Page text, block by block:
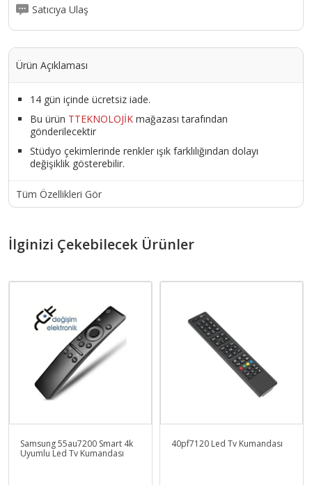
Satıcıya Ulaş
Ürün Açıklaması
14 gün içinde ücretsiz iade.
Bu ürün TTEKNOLOJİK mağazası tarafından
gönderilecektir
Stüdyo çekimlerinde renkler ışık farklılığından dolayı
değişiklik gösterebilir.
Tüm Özellikleri Gör
İlginizi Çekebilecek Ürünler
Samsung 55au7200 Smart 4k
Uyumlu Led Tv Kumandası
40pf7120 Led Tv Kumandası